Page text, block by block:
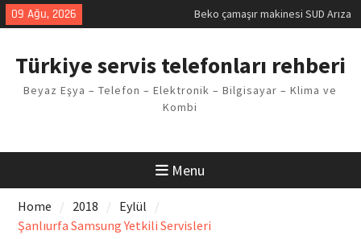
Skip
to
09 Ağu, 2026
Beko çamaşır makinesi SUD Arıza
Kodu
Kodu
Arızası Çözümü
E02 Arıza Kodu Regal kombi
Viessmann kombi F3 Hatası
Çözüm Yöntemleri
Türkiye servis telefonları rehberi
Beyaz Eşya – Telefon – Elektronik – Bilgisayar – Klima ve
Kombi
Menu
Home 2018
Eylül
Şanlıurfa Samsung Yetkili Servisleri